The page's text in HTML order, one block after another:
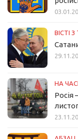
ВІСТІ
НА ЧАСІ
Росія